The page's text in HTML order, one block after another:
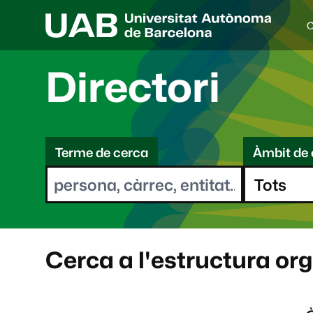
I
d
i
a
e
l
e
o
t
Directori
C
eTerme de cerca Àmbit de
Cerca a l'estructura